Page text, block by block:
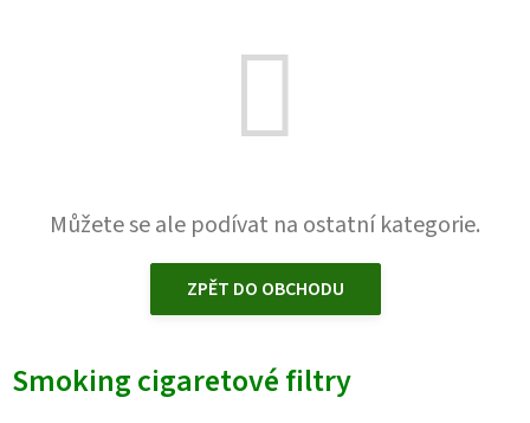
Můžete se ale podívat na ostatní kategorie.
ZPĚT DO OBCHODU
Smoking cigaretové filtry